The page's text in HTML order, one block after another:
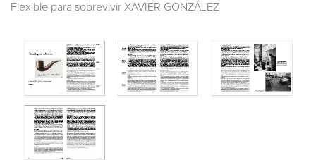
Flexible para sobrevivir XAVIER GONZÁLEZ